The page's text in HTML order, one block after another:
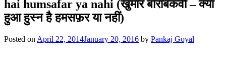
hai humsafar ya nahi (खुमार बाराबंकवी – क्या
हुआ हुस्न है हमसफ़र या नहीं)
Posted on April 22, 2014January 20, 2016 by Pankaj Goyal